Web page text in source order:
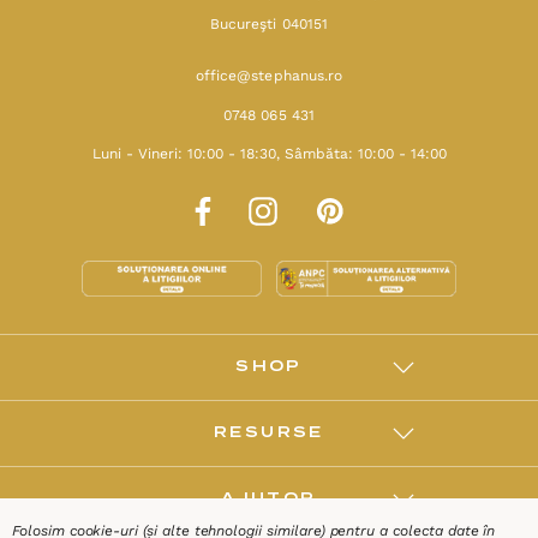
Bucureşti 040151
office@stephanus.ro
0748 065 431
Luni - Vineri: 10:00 - 18:30, Sâmbăta: 10:00 - 14:00
SHOP
RESURSE
AJUTOR
Folosim cookie-uri (și alte tehnologii similare) pentru a colecta date în